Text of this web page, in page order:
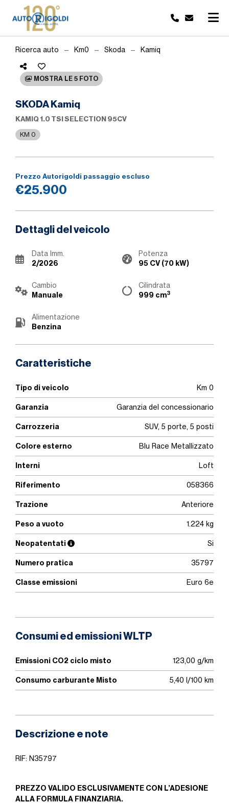
Ricerca auto Km0 Skoda Kamiq
MOSTRA LE 5 FOTO
SKODA Kamiq
KAMIQ 1.0 TSI SELECTION 95CV
KM 0
Prezzo Autorigoldi passaggio escluso
€25.900
Dettagli del veicolo
Data Imm.
2/2026
Potenza
95 CV (70 kW)
Cambio
Manuale
Cilindrata
999 cm3
Alimentazione
Benzina
Caratteristiche
Tipo di veicolo Km 0
Garanzia Garanzia del concessionario
Carrozzeria SUV, 5 porte, 5 posti
Colore esterno Blu Race Metallizzato
Interni Loft
Riferimento 058366
Trazione Anteriore
Peso a vuoto 1.224 kg
Neopatentati Si
Numero pratica 35797
Classe emissioni Euro 6e
Consumi ed emissioni WLTP
Emissioni CO2 ciclo misto 123,00 g/km
Consumo carburante Misto 5,40 l/100 km
Descrizione e note
RIF: N35797
PREZZO VALIDO ESCLUSIVAMENTE CON L’ADESIONE
ALLA FORMULA FINANZIARIA.